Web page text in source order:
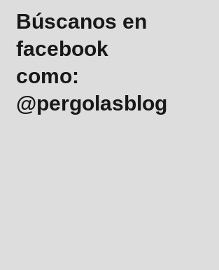
Búscanos en
facebook
como:
@pergolasblog